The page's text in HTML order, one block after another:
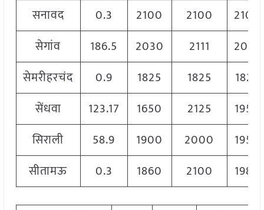
सनावद
0.3 2100 2100
2100
सेगांव
186.5 2030 2111
2095
सेमरीहरचंद
0.9 1825 1825
1825
सेंधवा
123.17 1650 2125
1950
सिराली
58.9 1900 2000
1950
सीतामऊ
0.3 1860 2100 1980